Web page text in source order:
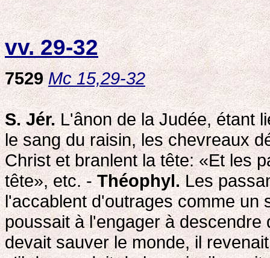
vv. 29-32
7529 Mc 15,29-32
S. Jér.L'ânon de la Judée, étant
le sang du raisin, les chevreaux
Christ et branlent la tête: «Et les
tête», etc. -Théophyl.Les
l'accablent d'outrages comme un
poussait à l'engager à
devait sauver le monde, il